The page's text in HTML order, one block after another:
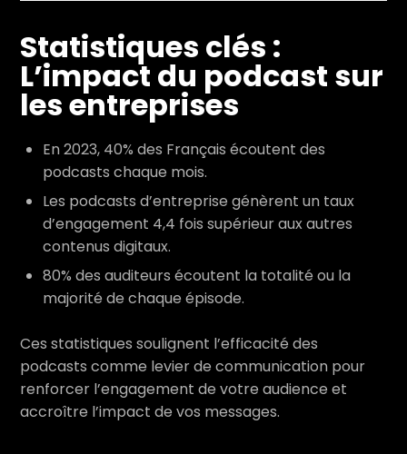
Statistiques clés :
L’impact du podcast sur
les entreprises
En 2023, 40% des Français écoutent des
podcasts chaque mois.
Les podcasts d’entreprise génèrent un taux
d’engagement 4,4 fois supérieur aux autres
contenus digitaux.
80% des auditeurs écoutent la totalité ou la
majorité de chaque épisode.
Ces statistiques soulignent l’efficacité des
podcasts comme levier de communication pour
renforcer l’engagement de votre audience et
accroître l’impact de vos messages.